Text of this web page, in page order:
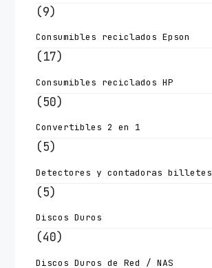
(9)
Consumibles reciclados Epson
(17)
Consumibles reciclados HP
(50)
Convertibles 2 en 1
(5)
Detectores y contadoras billetes
(5)
Discos Duros
(40)
Discos Duros de Red / NAS